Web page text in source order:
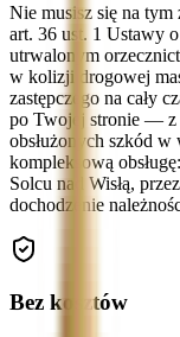
Nie musisz się na
art. 36 ust. 1 Ustawy
utrwalonym
w kolizji drogowej
zastępczego na cały
po Twojej stronie — z
obsłużonych szkód
kompleksową
Solcu nad Wisłą,
dochodzenie
Bez kosztów